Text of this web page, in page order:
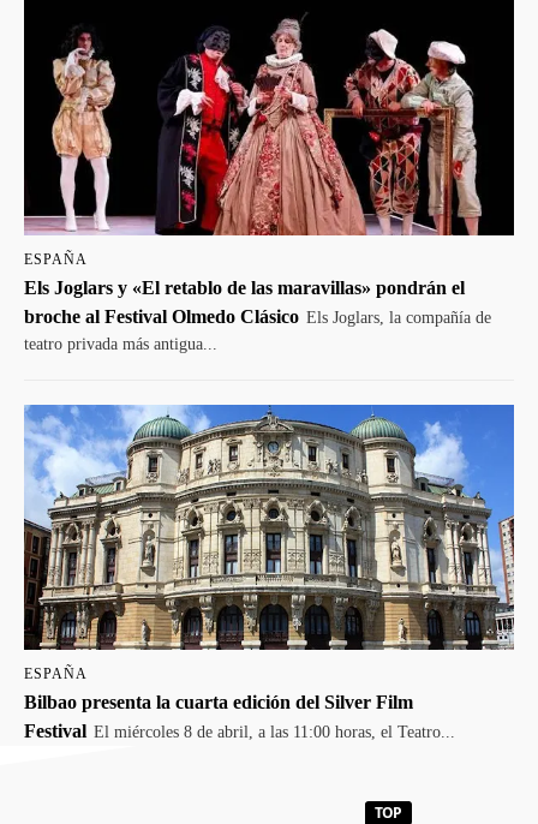
ESPAÑA
Els Joglars y «El retablo de las maravillas» pondrán el
broche al Festival Olmedo Clásico Els Joglars, la compañía de
teatro privada más antigua...
ESPAÑA
Bilbao presenta la cuarta edición del Silver Film
Festival El miércoles 8 de abril, a las 11:00 horas, el Teatro...
TOP